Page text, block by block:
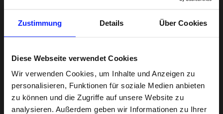
Zustimmung Details Über Cookies
Diese Webseite verwendet Cookies
Wir verwenden Cookies, um Inhalte und Anzeigen zu
personalisieren, Funktionen für soziale Medien anbieten
zu können und die Zugriffe auf unsere Website zu
analysieren. Außerdem geben wir Informationen zu Ihrer